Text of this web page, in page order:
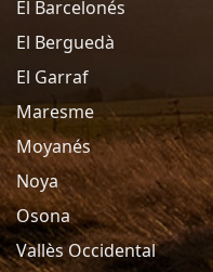
El Barcelonés
El Berguedà
El Garraf
Maresme
Moyanés
Noya
Osona
Vallès Occidental